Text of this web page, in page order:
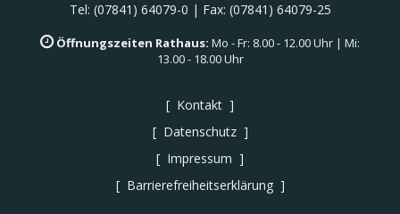
Tel: (07841) 64079-0 | Fax: (07841) 64079-25
Öffnungszeiten Rathaus: Mo - Fr: 8.00 - 12.00 Uhr | Mi:
13.00 - 18.00 Uhr
Kontakt
Datenschutz
Impressum
Barrierefreiheitserklärung